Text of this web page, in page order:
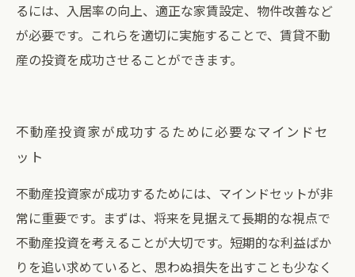
るには、入居率の向上、適正な家賃設定、物件改善など
が必要です。これらを適切に実施することで、賃貸不動
産の投資を成功させることができます。
不動産投資家が成功するために必要なマインドセ
ット
不動産投資家が成功するためには、マインドセットが非
常に重要です。まずは、将来を見据えて長期的な視点で
不動産投資を考えることが大切です。短期的な利益ばか
りを追い求めていると、思わぬ損失を出すことも少なく